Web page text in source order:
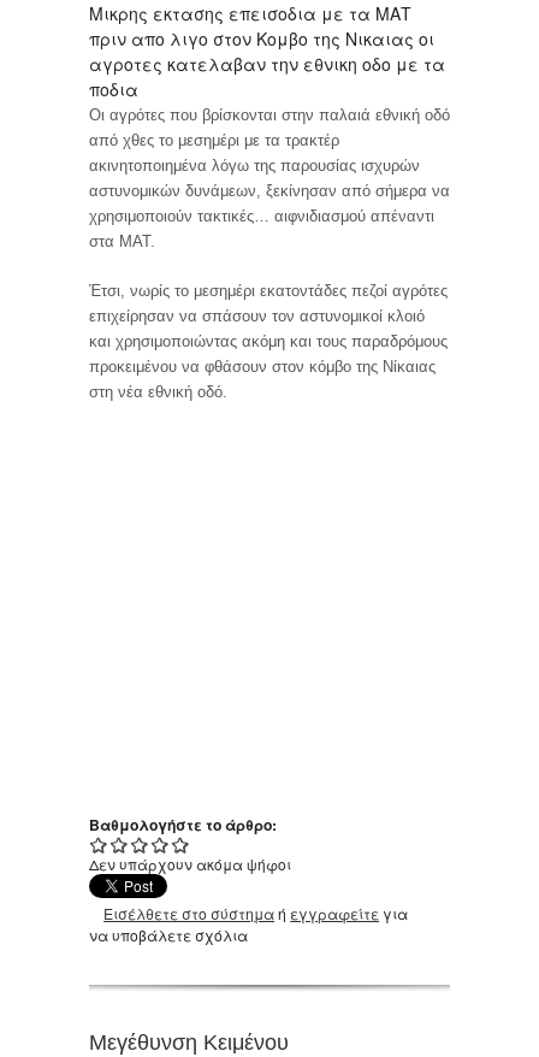
Μικρης εκτασης επεισοδια με τα ΜΑΤ
πριν απο λιγο στον Κομβο της Νικαιας οι
αγροτες κατελαβαν την εθνικη οδο με τα
ποδια
Οι αγρότες που βρίσκονται στην παλαιά εθνική οδό
από χθες το μεσημέρι με τα τρακτέρ
ακινητοποιημένα λόγω της παρουσίας ισχυρών
αστυνομικών δυνάμεων, ξεκίνησαν από σήμερα να
χρησιμοποιούν τακτικές… αιφνιδιασμού απέναντι
στα ΜΑΤ.
Έτσι, νωρίς το μεσημέρι εκατοντάδες πεζοί αγρότες
επιχείρησαν να σπάσουν τον αστυνομικοί κλοιό
και χρησιμοποιώντας ακόμη και τους παραδρόμους
προκειμένου να φθάσουν στον κόμβο της Νίκαιας
στη νέα εθνική οδό.
Βαθμολογήστε το άρθρο:
Δεν υπάρχουν ακόμα ψήφοι
Εισέλθετε στο σύστημαή εγγραφείτε για
να υποβάλετε σχόλια
Μεγέθυνση Κειμένου